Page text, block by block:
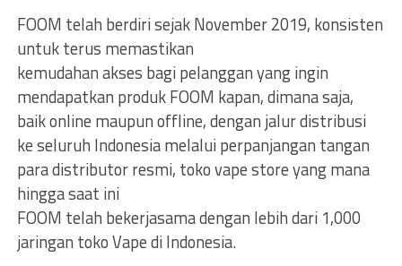
FOOM telah berdiri sejak November 2019, konsisten
untuk terus memastikan
kemudahan akses bagi pelanggan yang ingin
mendapatkan produk FOOM kapan, dimana saja,
baik online maupun offline, dengan jalur distribusi
ke seluruh Indonesia melalui perpanjangan tangan
para distributor resmi, toko vape store yang mana
hingga saat ini
FOOM telah bekerjasama dengan lebih dari 1,000
jaringan toko Vape di Indonesia.